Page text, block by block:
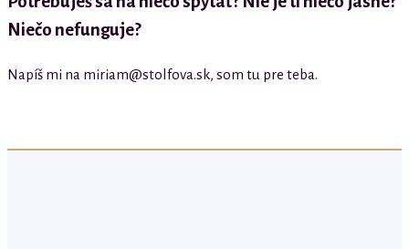
Niečo nefunguje?
Napíš mi na miriam@stolfova.sk, som tu pre teba.